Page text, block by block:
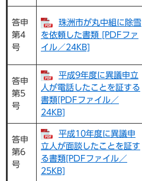
答申
第4
号
珠洲市が丸中組に除雪
を依頼した書類 [PDFファ
イル／24KB]
答申
第5
号
平成9年度に異議申立
人が電話したことを証する
書類[PDFファイル／
24KB]
答申
第6
号
平成10年度に異議申
立人が面談したことを証す
る書類[PDFファイル／
25KB]